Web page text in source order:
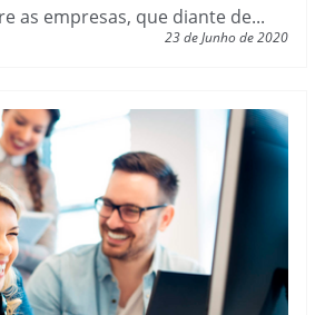
as empresas, que diante de...
23 de Junho de 2020